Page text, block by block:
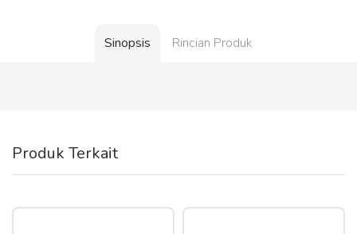
Sinopsis Rincian Produk
Produk Terkait